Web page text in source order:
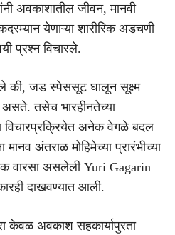
अवकाशातील जीवन, मानवी
येणाऱ्या शारीरिक अडचणी
प्रश्न विचारले.
की, जड स्पेससूट घालून सूक्ष्म
तसेच भारहीनतेच्या
विचारप्रक्रियेत अनेक वेगळे बदल
अंतराळ मोहिमेच्या प्रारंभीच्या
वारसा असलेली Yuri Gagarin
कारही दाखवण्यात आली.
केवळ अवकाश सहकार्यापुरता